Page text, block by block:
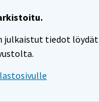
julkaistut tiedot löydät